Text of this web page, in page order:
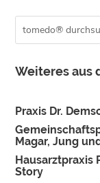
Weiteres aus
Praxis Dr.
Magar, Jung
Hausarztpraxis
Story